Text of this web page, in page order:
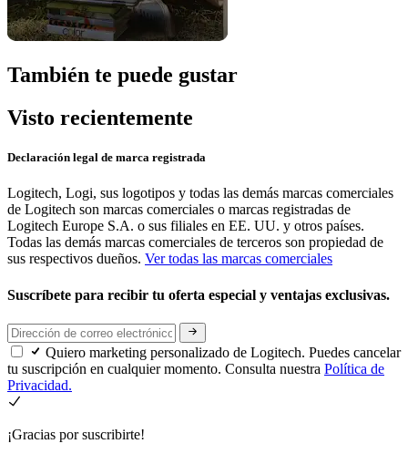
También te puede gustar
Visto recientemente
Declaración legal de marca registrada
Logitech, Logi, sus logotipos y todas las demás marcas comerciales
de Logitech son marcas comerciales o marcas registradas de
Logitech Europe S.A. o sus filiales en EE. UU. y otros países.
Todas las demás marcas comerciales de terceros son propiedad de
sus respectivos dueños. Ver todas las marcas comerciales
Suscríbete para recibir tu oferta especial y ventajas exclusivas.
Quiero marketing personalizado de Logitech. Puedes cancelar
tu suscripción en cualquier momento. Consulta nuestra Política de
Privacidad.
¡Gracias por suscribirte!